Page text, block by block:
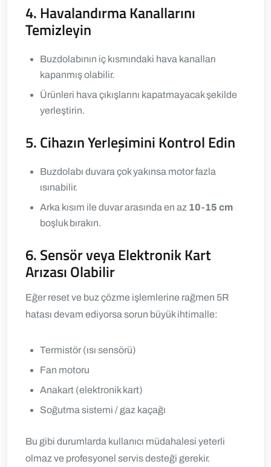
4. Havalandırma Kanallarını
Temizleyin
Buzdolabının iç kısmındaki hava kanalları
kapanmış olabilir.
Ürünleri hava çıkışlarını kapatmayacak şekilde
yerleştirin.
5. Cihazın Yerleşimini Kontrol Edin
Buzdolabı duvara çok yakınsa motor fazla
ısınabilir.
Arka kısım ile duvar arasında en az 10-15 cm
boşluk bırakın.
6. Sensör veya Elektronik Kart
Arızası Olabilir
Eğer reset ve buz çözme işlemlerine rağmen 5R
hatası devam ediyorsa sorun büyük ihtimalle:
Termistör (ısı sensörü)
Fan motoru
Anakart (elektronik kart)
Soğutma sistemi / gaz kaçağı
Bu gibi durumlarda kullanıcı müdahalesi yeterli
olmaz ve profesyonel servis desteği gerekir.